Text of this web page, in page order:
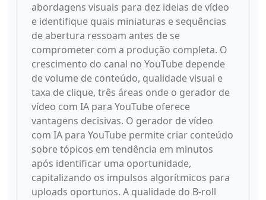
abordagens visuais para dez ideias de vídeo
e identifique quais miniaturas e sequências
de abertura ressoam antes de se
comprometer com a produção completa. O
crescimento do canal no YouTube depende
de volume de conteúdo, qualidade visual e
taxa de clique, três áreas onde o gerador de
vídeo com IA para YouTube oferece
vantagens decisivas. O gerador de vídeo
com IA para YouTube permite criar conteúdo
sobre tópicos em tendência em minutos
após identificar uma oportunidade,
capitalizando os impulsos algorítmicos para
uploads oportunos. A qualidade do B-roll